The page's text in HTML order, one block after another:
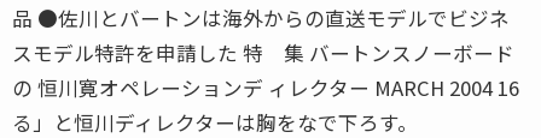
品 ●佐川とバートンは海外からの直送モデルでビジネ
スモデル特許を申請した 特 集 バートンスノーボード
の 恒川寛オペレーションデ ィレクター MARCH 2004 16
る」と恒川ディレクターは胸をなで下ろす。